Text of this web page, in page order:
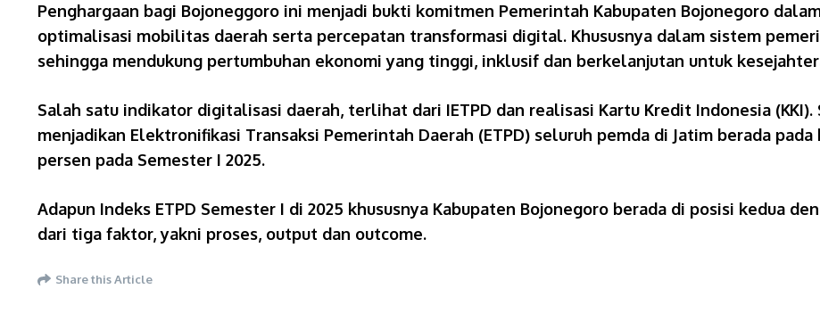
Penghargaan bagi Bojoneggoro ini menjadi bukti komitmen Pemerintah Kabupaten Bojonegoro
optimalisasi mobilitas daerah serta percepatan transformasi digital. Khususnya dalam sistem
sehingga mendukung pertumbuhan ekonomi yang tinggi, inklusif dan berkelanjutan untuk
Salah satu indikator digitalisasi daerah, terlihat dari IETPD dan realisasi Kartu Kredit Indonesia
menjadikan Elektronifikasi Transaksi Pemerintah Daerah (ETPD) seluruh pemda di Jatim berada
persen pada Semester I 2025.
Adapun Indeks ETPD Semester I di 2025 khususnya Kabupaten Bojonegoro berada di posisi kedua
dari tiga faktor, yakni proses, output dan outcome.
Share this Article